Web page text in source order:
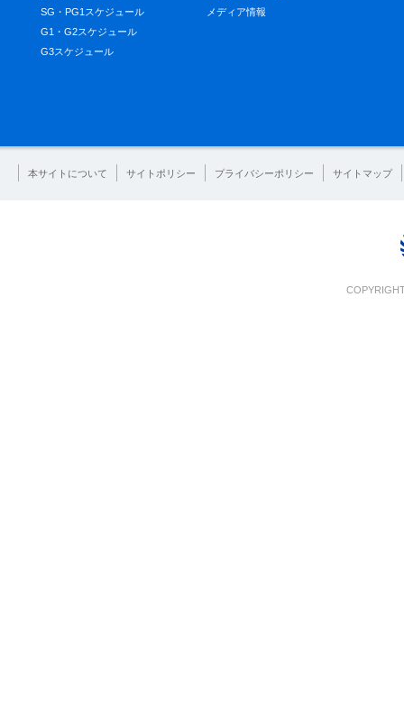
SG・PG1スケジュール
G1・G2スケジュール
G3スケジュール
メディア情報
本サイトについて サイトポリシー プライバシーポリシー サイトマップ